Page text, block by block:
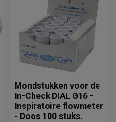
Mondstukken voor de
In-Check DIAL G16 -
Inspiratoire flowmeter
- Doos 100 stuks.